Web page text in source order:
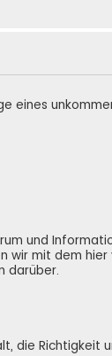
eines
und
wir mit dem
darüber.
die Richtigkeit